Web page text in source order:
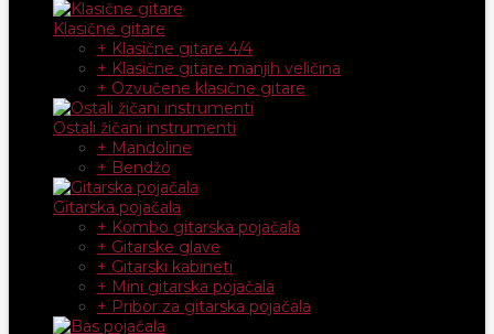
Klasične gitare
+ Klasične gitare 4/4
+ Klasične gitare manjih veličina
+ Ozvučene klasične gitare
Ostali žičani instrumenti
+ Mandoline
+ Bendžo
Gitarska pojačala
+ Kombo gitarska pojačala
+ Gitarske glave
+ Gitarski kabineti
+ Mini gitarska pojačala
+ Pribor za gitarska pojačala